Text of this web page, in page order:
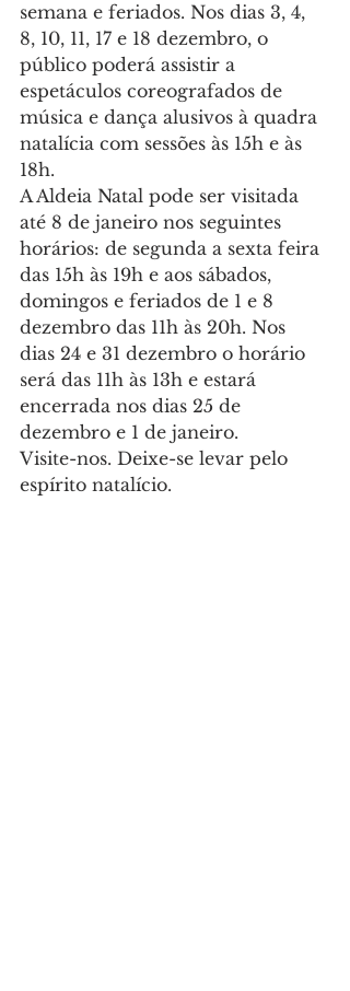
semana e feriados. Nos dias 3, 4,
8, 10, 11, 17 e 18 dezembro, o
público poderá assistir a
espetáculos coreografados de
música e dança alusivos à quadra
natalícia com sessões às 15h e às
18h.
A Aldeia Natal pode ser visitada
até 8 de janeiro nos seguintes
horários: de segunda a sexta feira
das 15h às 19h e aos sábados,
domingos e feriados de 1 e 8
dezembro das 11h às 20h. Nos
dias 24 e 31 dezembro o horário
será das 11h às 13h e estará
encerrada nos dias 25 de
dezembro e 1 de janeiro.
Visite-nos. Deixe-se levar pelo
espírito natalício.